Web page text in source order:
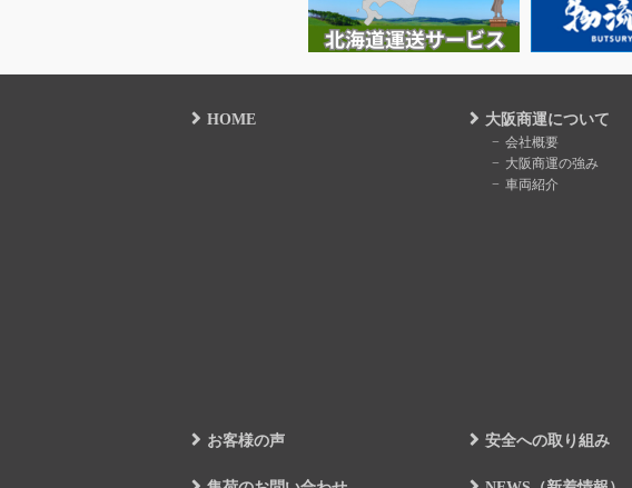
HOME 大阪商運について
会社概要
大阪商運の強み
車両紹介
お客様の声 安全への取り組み